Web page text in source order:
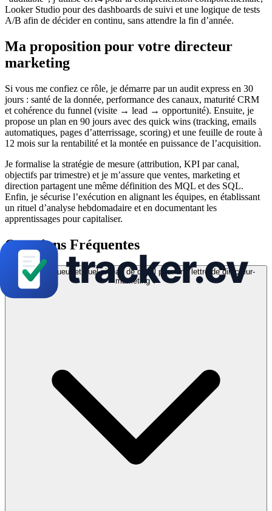
Looker Studio pour des dashboards de suivi et une logique de tests
A/B afin de décider en continu, sans attendre la fin d’année.
Ma proposition pour votre directeur
marketing
Si vous me confiez ce rôle, je démarre par un audit express en 30
jours : santé de la donnée, performance des canaux, maturité CRM
et cohérence du funnel (visite → lead → opportunité). Ensuite, je
propose un plan en 90 jours avec des quick wins (tracking, emails
automatiques, pages d’atterrissage, scoring) et une feuille de route à
12 mois sur la rentabilité et la montée en puissance de l’acquisition.
Je formalise la stratégie de mesure (attribution, KPI par canal,
objectifs par trimestre) et je m’assure que ventes, marketing et
direction partagent une même définition des MQL et des SQL.
Enfin, je sécurise l’exécution en alignant les équipes, en établissant
un rituel d’analyse hebdomadaire et en documentant les
apprentissages pour capitaliser.
Questions Fréquentes
Quelle longueur et quel niveau de détail pour une lettre de directeur-
marketing ?